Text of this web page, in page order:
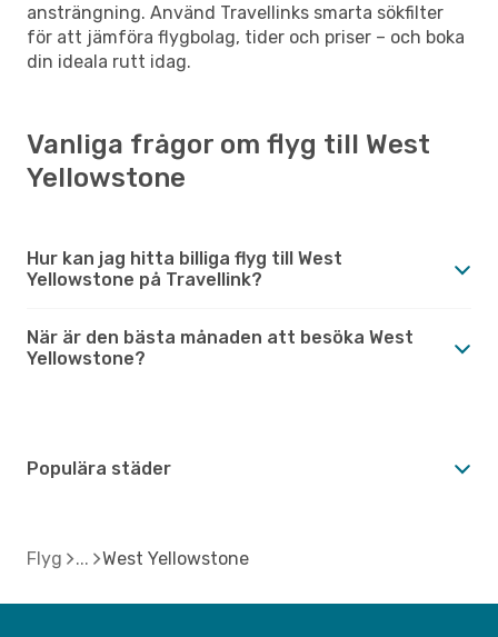
ansträngning. Använd Travellinks smarta sökfilter
för att jämföra flygbolag, tider och priser – och boka
din ideala rutt idag.
Vanliga frågor om flyg till West
Yellowstone
Hur kan jag hitta billiga flyg till West
Yellowstone på Travellink?
När är den bästa månaden att besöka West
Yellowstone?
Populära städer
Flyg West Yellowstone